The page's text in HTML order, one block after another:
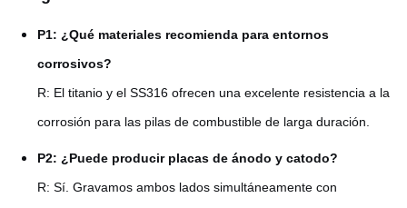
P1: ¿Qué materiales recomienda para entornos
corrosivos?
R: El titanio y el SS316 ofrecen una excelente resistencia a la
corrosión para las pilas de combustible de larga duración.
P2: ¿Puede producir placas de ánodo y catodo?
R: Sí. Gravamos ambos lados simultáneamente con